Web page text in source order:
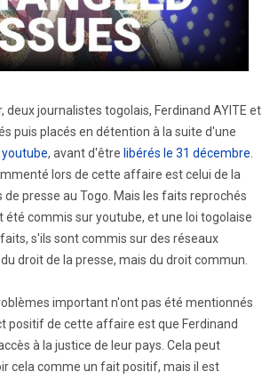
deux journalistes togolais, Ferdinand AYITE et
puis placés en détention à la suite d'une
, avant d'être libérés le 31 décembre
lors de cette affaire est celui de la
presse au Togo. Mais les faits reprochés
été commis sur youtube, et une loi togolaise
s'ils sont commis sur des réseaux
droit de la presse, mais du droit commun.
important n'ont pas été mentionnés
positif de cette affaire est que Ferdinand
à la justice de leur pays. Cela peut
cela comme un fait positif, mais il est